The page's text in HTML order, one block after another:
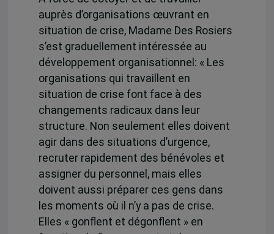
auprès d’organisations œuvrant en
situation de crise, Madame Des Rosiers
s’est graduellement intéressée au
développement organisationnel: « Les
organisations qui travaillent en
situation de crise font face à des
changements radicaux dans leur
structure. Non seulement elles doivent
agir dans des situations d’urgence,
recruter rapidement des bénévoles et
assigner du personnel, mais elles
doivent aussi préparer ces gens dans
les moments où il n’y a pas de crise.
Elles « gonflent et dégonflent » en